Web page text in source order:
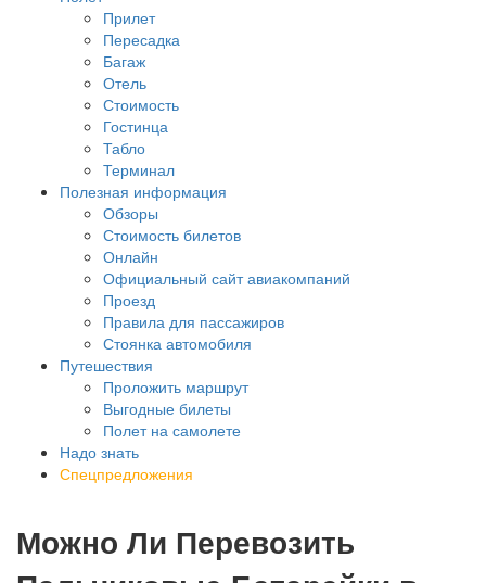
Прилет
Пересадка
Багаж
Отель
Стоимость
Гостинца
Табло
Терминал
Полезная информация
Обзоры
Стоимость билетов
Онлайн
Официальный сайт авиакомпаний
Проезд
Правила для пассажиров
Стоянка автомобиля
Путешествия
Проложить маршрут
Выгодные билеты
Полет на самолете
Надо знать
Спецпредложения
Можно Ли Перевозить